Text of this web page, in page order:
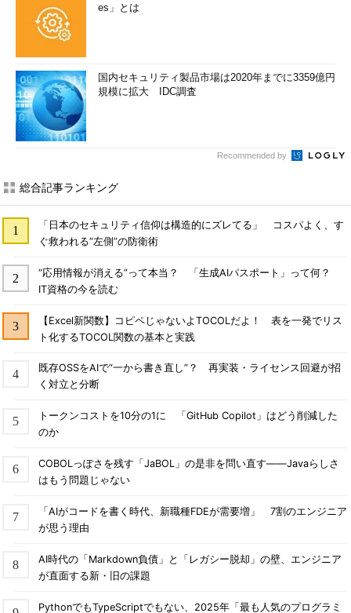
es」とは
国内セキュリティ製品市場は2020年までに3359億円
規模に拡大 IDC調査
Recommended by
総合記事ランキング
「日本のセキュリティ信仰は構造的にズレてる」 コスパよく、す
ぐ救われる“左側”の防衛術
“応用情報が消える”って本当？ 「生成AIパスポート」って何？
IT資格の今を読む
【Excel新関数】コピペじゃないよTOCOLだよ！ 表を一発でリス
ト化するTOCOL関数の基本と実践
既存OSSをAIで“一から書き直し”？ 再実装・ライセンス回避が招
く対立と分断
トークンコストを10分の1に 「GitHub Copilot」はどう削減した
のか
COBOLっぽさを残す「JaBOL」の是非を問い直す――Javaらしさ
はもう問題じゃない
「AIがコードを書く時代、新職種FDEが需要増」 7割のエンジニア
が思う理由
AI時代の「Markdown負債」と「レガシー脱却」の壁、エンジニア
が直面する新・旧の課題
PythonでもTypeScriptでもない、2025年「最も人気のプログラミ